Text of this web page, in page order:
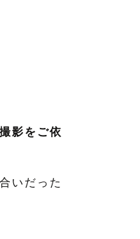
影をご依
いだった